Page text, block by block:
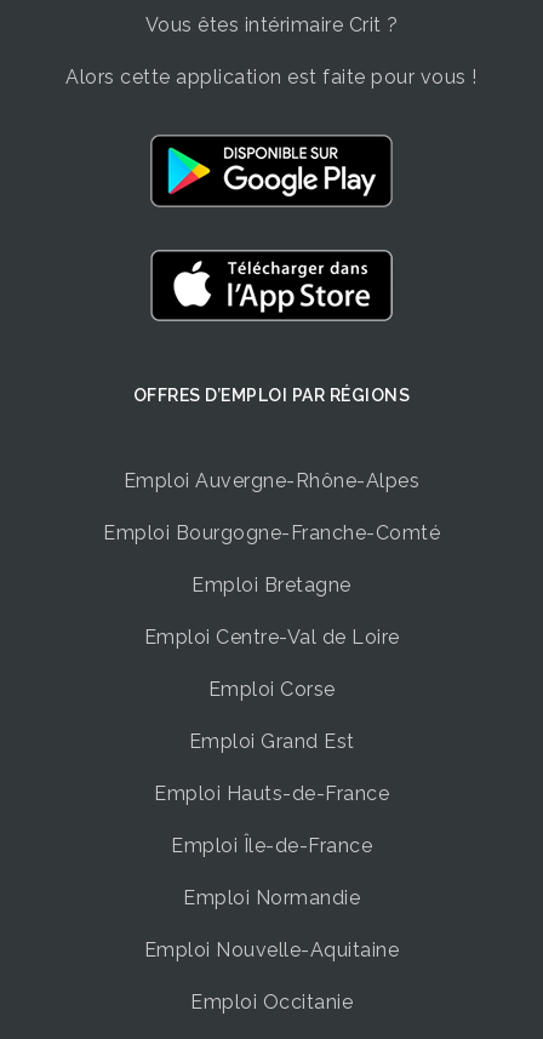
Vous êtes intérimaire Crit ?
Alors cette application est faite pour vous !
OFFRES D’EMPLOI ​PAR RÉGIONS
Emploi Auvergne-Rhône-Alpes
Emploi Bourgogne-Franche-Comté
Emploi Bretagne
Emploi Centre-Val de Loire
Emploi Corse
Emploi Grand Est
Emploi Hauts-de-France
Emploi Île-de-France
Emploi Normandie
Emploi Nouvelle-Aquitaine
Emploi Occitanie